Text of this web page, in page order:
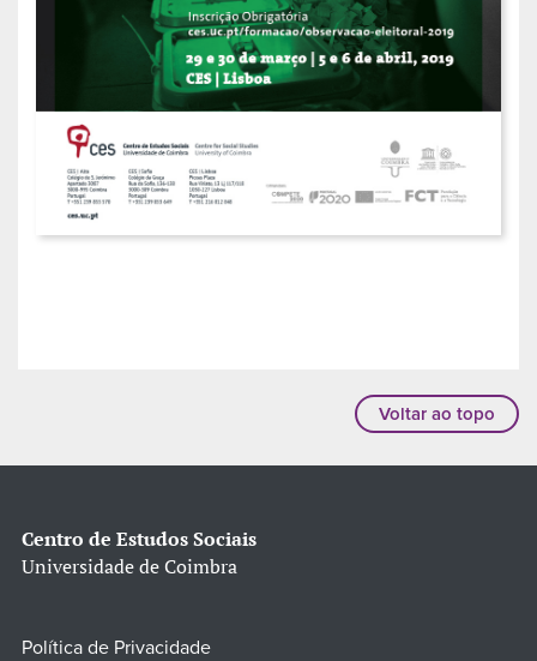
Voltar ao topo
Centro de Estudos Sociais
Universidade de Coimbra
Política de Privacidade